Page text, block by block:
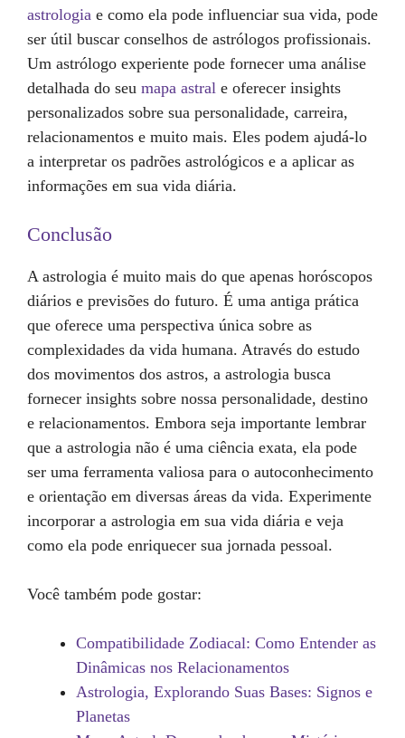
astrologia e como ela pode influenciar sua vida, pode
ser útil buscar conselhos de astrólogos profissionais.
Um astrólogo experiente pode fornecer uma análise
detalhada do seu mapa astral e oferecer insights
personalizados sobre sua personalidade, carreira,
relacionamentos e muito mais. Eles podem ajudá-lo
a interpretar os padrões astrológicos e a aplicar as
informações em sua vida diária.
Conclusão
A astrologia é muito mais do que apenas horóscopos
diários e previsões do futuro. É uma antiga prática
que oferece uma perspectiva única sobre as
complexidades da vida humana. Através do estudo
dos movimentos dos astros, a astrologia busca
fornecer insights sobre nossa personalidade, destino
e relacionamentos. Embora seja importante lembrar
que a astrologia não é uma ciência exata, ela pode
ser uma ferramenta valiosa para o autoconhecimento
e orientação em diversas áreas da vida. Experimente
incorporar a astrologia em sua vida diária e veja
como ela pode enriquecer sua jornada pessoal.
Você também pode gostar:
Compatibilidade Zodiacal: Como Entender as
Dinâmicas nos Relacionamentos
Astrologia, Explorando Suas Bases: Signos e
Planetas